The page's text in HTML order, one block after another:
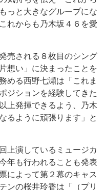
っと大きなグループにな
れからも乃木坂４６を愛
売される８枚目のシング
想い」に決まったことを
める西野七瀬は「これま
ジションを経験してきた
上発揮できるよう、乃木
るように頑張ります」と
上演しているミュージカ
年も行われることも発表
によって第２幕のキャス
ンの桜井玲香は「（プリ